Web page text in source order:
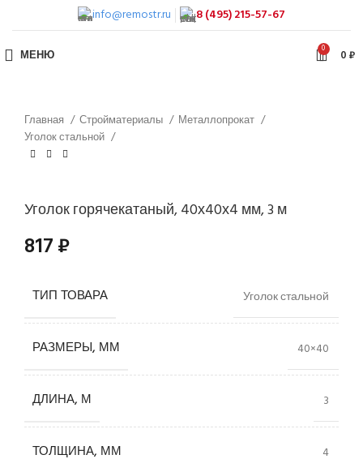
info@remostr.ru 8 (495) 215-57-67
МЕНЮ 0 0₽
Главная Стройматериалы
Металлопрокат
Уголок стальной
Уголок горячекатаный, 40х40х4 мм, 3 м
817₽
ТИП ТОВАРА Уголок стальной
РАЗМЕРЫ, ММ 40×40
ДЛИНА, М 3
ТОЛЩИНА, ММ 4